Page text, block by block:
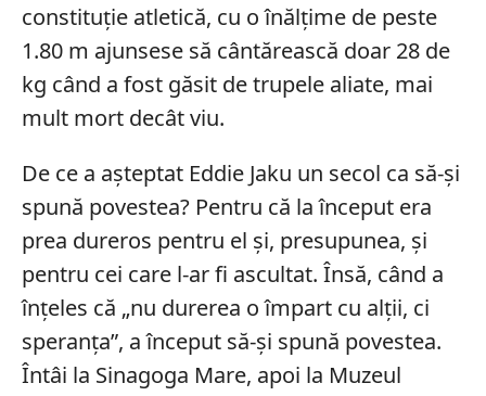
constituție atletică, cu o înălțime de peste
1.80 m ajunsese să cântărească doar 28 de
kg când a fost găsit de trupele aliate, mai
mult mort decât viu.
De ce a așteptat Eddie Jaku un secol ca să-și
spună povestea? Pentru că la început era
prea dureros pentru el și, presupunea, și
pentru cei care l-ar fi ascultat. Însă, când a
înțeles că „nu durerea o împart cu alții, ci
speranța”, a început să-și spună povestea.
Întâi la Sinagoga Mare, apoi la Muzeul